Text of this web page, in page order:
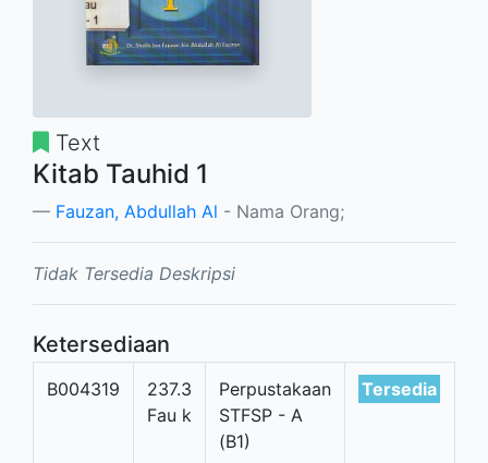
Text
Kitab Tauhid 1
Fauzan, Abdullah Al - Nama Orang;
Tidak Tersedia Deskripsi
Ketersediaan
B004319
237.3
Fau k
Perpustakaan
STFSP - A
(B1)
Tersedia